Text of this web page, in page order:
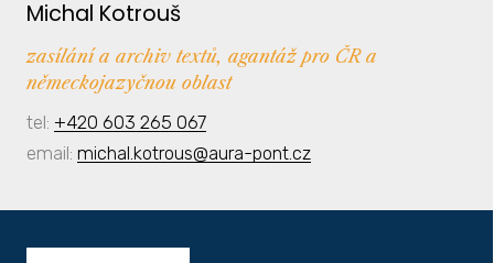
Michal Kotrouš
zasílání a archiv textů, agantáž pro ČR a
německojazyčnou oblast
tel: +420 603 265 067
email: michal.kotrous@aura-pont.cz